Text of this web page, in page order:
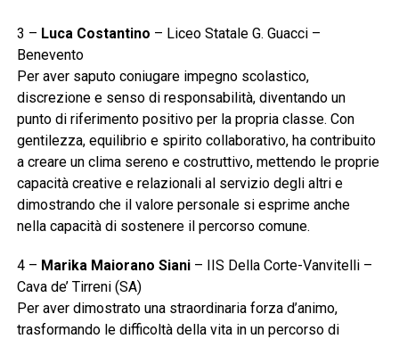
3 – Luca Costantino – Liceo Statale G. Guacci –
Benevento
Per aver saputo coniugare impegno scolastico,
discrezione e senso di responsabilità, diventando un
punto di riferimento positivo per la propria classe. Con
gentilezza, equilibrio e spirito collaborativo, ha contribuito
a creare un clima sereno e costruttivo, mettendo le proprie
capacità creative e relazionali al servizio degli altri e
dimostrando che il valore personale si esprime anche
nella capacità di sostenere il percorso comune.
4 – Marika Maiorano Siani– IIS Della Corte-Vanvitelli –
Cava de’ Tirreni (SA)
Per aver dimostrato una straordinaria forza d’animo,
trasformando le difficoltà della vita in un percorso di